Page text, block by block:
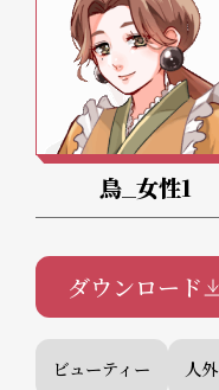
鳥_女性1
ダウンロード
ビューティー 人外